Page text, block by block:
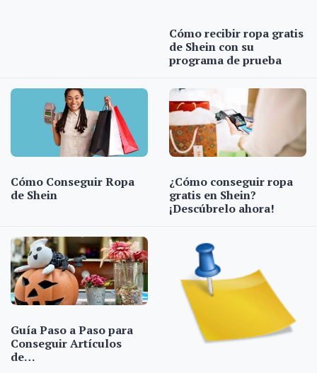
Cómo recibir ropa gratis
de Shein con su
programa de prueba
Cómo Conseguir Ropa
de Shein
¿Cómo conseguir ropa
gratis en Shein?
¡Descúbrelo ahora!
Guía Paso a Paso para
Conseguir Artículos
de…